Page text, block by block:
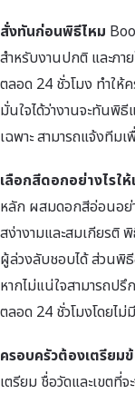
สั่งทันก่อนพิธีไหม
สำหรับงานปกติ และภ
ตลอด 24 ชั่วโมง ทำให้
มั่นใจได้ว่างานจะทันพิ
เฉพาะ สามารถแจ้งที
เลือกสีดอกอย่างไรใ
หลัก ผสมดอกสีอ่อนอย่
สง่างามและสมเกียรติ
ผู้ล่วงลับชอบได้ ส่วนพิธี
หากไม่แน่ใจสามารถป
ตลอด 24 ชั่วโมงโดยไม่
ครอบครัวต้องเตรียม
เตรียม ชื่อวัดและเขตที่